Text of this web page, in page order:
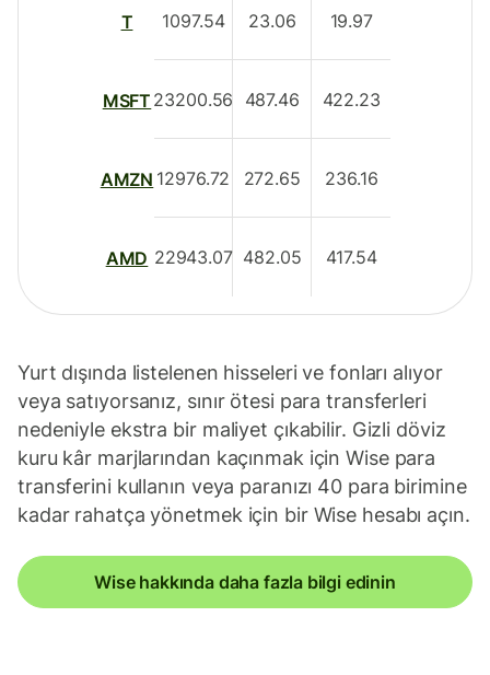
T
MSFT
AMZN
AMD
1097.54
23200.56
12976.72
22943.07
23.06
487.46
272.65
482.05
19.97
422.23
236.16
417.54
Yurt dışında listelenen hisseleri ve fonları alıyor
veya satıyorsanız, sınır ötesi para transferleri
nedeniyle ekstra bir maliyet çıkabilir. Gizli döviz
kuru kâr marjlarından kaçınmak için Wise para
transferini kullanın veya paranızı 40 para birimine
kadar rahatça yönetmek için bir Wise hesabı açın.
Wise hakkında daha fazla bilgi edinin